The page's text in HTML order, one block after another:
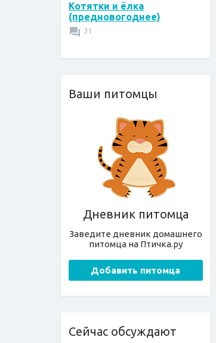
Котятки и ёлка
(предновогоднее)
31
Ваши питомцы
Дневник питомца
Заведите дневник домашнего
питомца на Птичка.ру
Добавить питомца
Сейчас обсуждают